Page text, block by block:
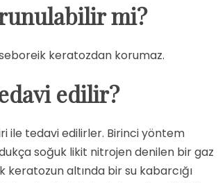
mi?
keratozdan korumaz.
edilir?
ile tedavi edilirler. Birinci yöntem
soğuk likit nitrojen denilen bir gaz
altında bir su kabarcığı